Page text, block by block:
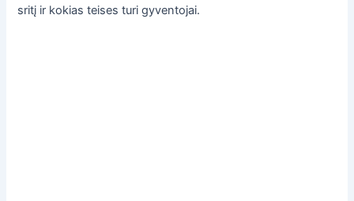
sritį ir kokias teises turi gyventojai.